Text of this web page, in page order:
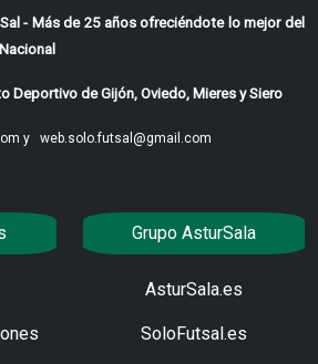
- Más de 25 años ofreciéndote lo mejor del
Deportivo de Gijón, Oviedo, Mieres y Siero
y web.solo.futsal@gmail.com
Grupo AsturSala
AsturSala.es
SoloFutsal.es